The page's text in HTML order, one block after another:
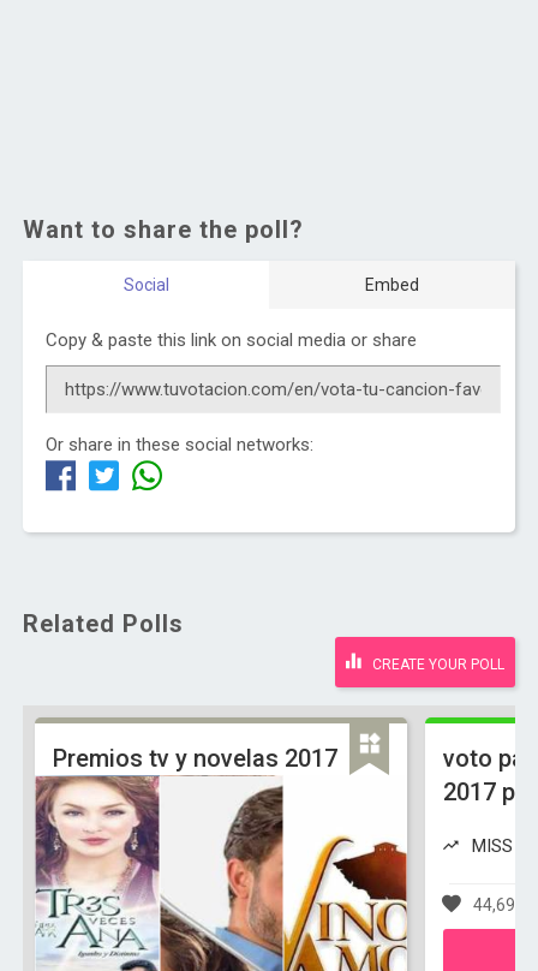
Want to share the poll?
Social Embed
Copy & paste this link on social media or share
Or share in these social networks:
Related Polls
CREATE YOUR POLL
Premios tv y novelas 2017
voto
2017 por
MISS
44,698